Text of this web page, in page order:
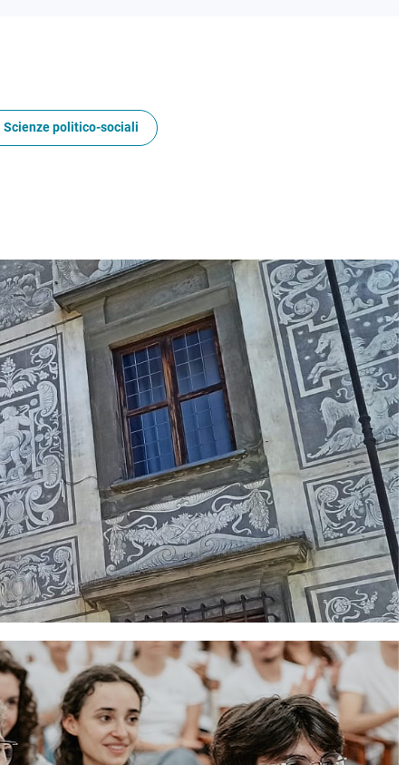
Scienze politico-sociali